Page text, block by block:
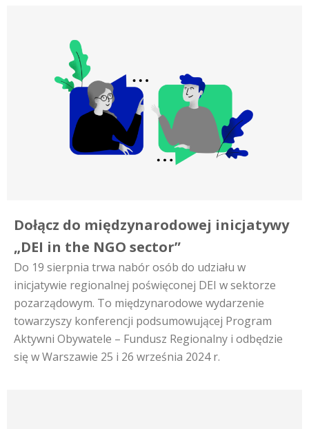
Dołącz do międzynarodowej inicjatywy
„DEI in the NGO sector”
Do 19 sierpnia trwa nabór osób do udziału w
inicjatywie regionalnej poświęconej DEI w sektorze
pozarządowym. To międzynarodowe wydarzenie
towarzyszy konferencji podsumowującej Program
Aktywni Obywatele – Fundusz Regionalny i odbędzie
się w Warszawie 25 i 26 września 2024 r.